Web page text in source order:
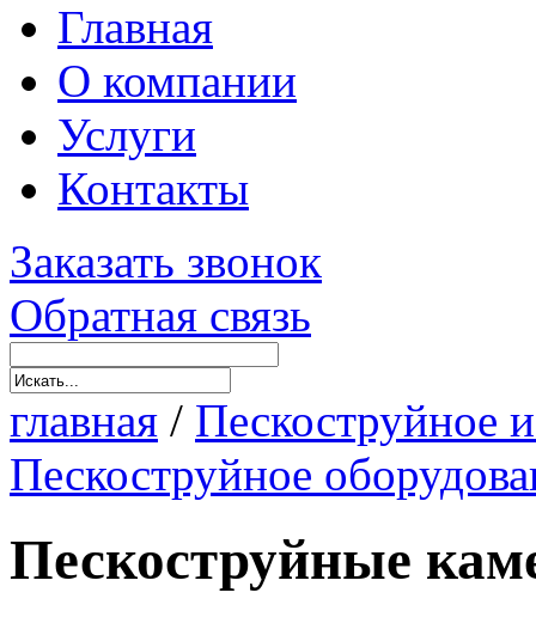
Главная
О компании
Услуги
Контакты
Заказать звонок
Обратная связь
главная / Пескоструйное
Пескоструйное
Пескоструйные